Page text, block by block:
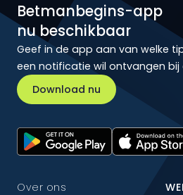
Betmanbegins-app
nu beschikbaar
Geef in de app aan van welke
een notificatie wil ontvangen bij
Download nu
Over ons